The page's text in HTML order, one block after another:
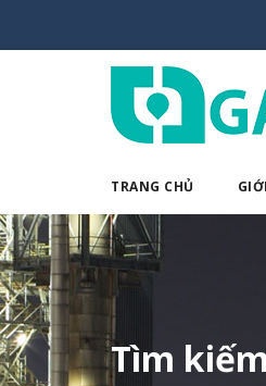
TRANG CHỦ
Tìm